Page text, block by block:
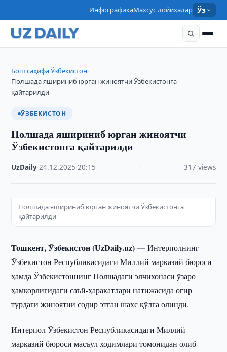
ИнфографикаМахсус лойиҳалар Ўз
Бош саҳифа›Ўзбекистон›
Полшада яшириниб юрган жиноятчи Ўзбекистонга
қайтарилди
ЎЗБЕКИСТОН
Полшада яшириниб юрган жиноятчи
Ўзбекистонга қайтарилди
UzDaily ·24.12.2025 ·20:15 317 views
Полшада яшириниб юрган жиноятчи Ўзбекистонга
қайтарилди
Тошкент, Ўзбекистон (UzDaily.uz) —Интерполнинг
Ўзбекистон Республикасидаги Миллий марказий бюроси
ҳамда Ўзбекистоннинг Полшадаги элчихонаси ўзаро
ҳамкорлигидаги саъй-ҳаракатлари натижасида оғир
турдаги жиноятни содир этган шахс қўлга олинди.
Интерпол Ўзбекистон Республикасидаги Миллий
марказий бюроси масъул ходимлари томонидан олиб